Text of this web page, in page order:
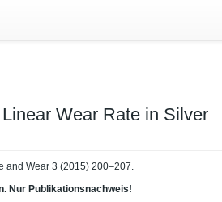
Wear Rate in Silver
and Wear 3 (2015) 200–207.
Nur Publikationsnachweis!